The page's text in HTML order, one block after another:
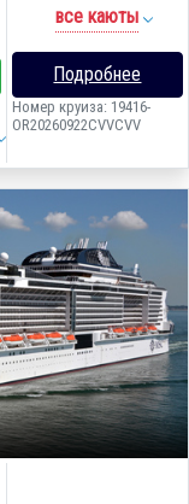
все каюты
Подробнее
Номер круиза: 19416-
OR20260922CVVCVV